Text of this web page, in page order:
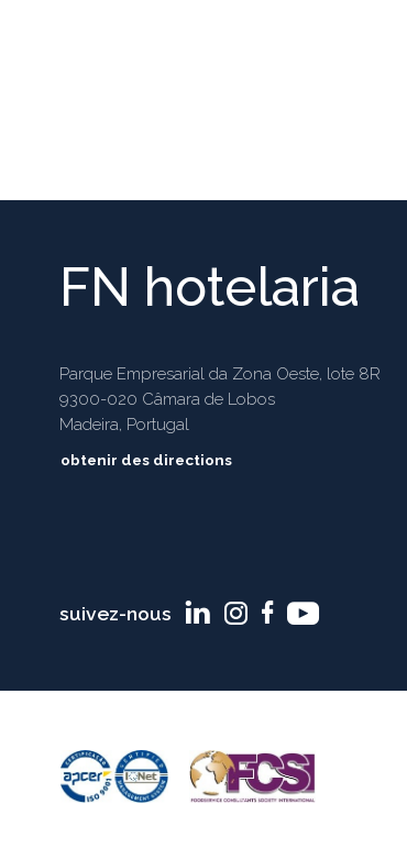
FN hotelaria
Parque Empresarial da Zona Oeste, lote 8R
9300-020 Câmara de Lobos
Madeira, Portugal
obtenir des directions
suivez-nous